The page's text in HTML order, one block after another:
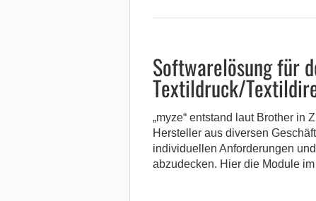
Softwarelösung für
Textildruck/
„myze“ entstand laut Brother in
Hersteller aus diversen
individuellen Anforderungen
abzudecken. Hier die Module